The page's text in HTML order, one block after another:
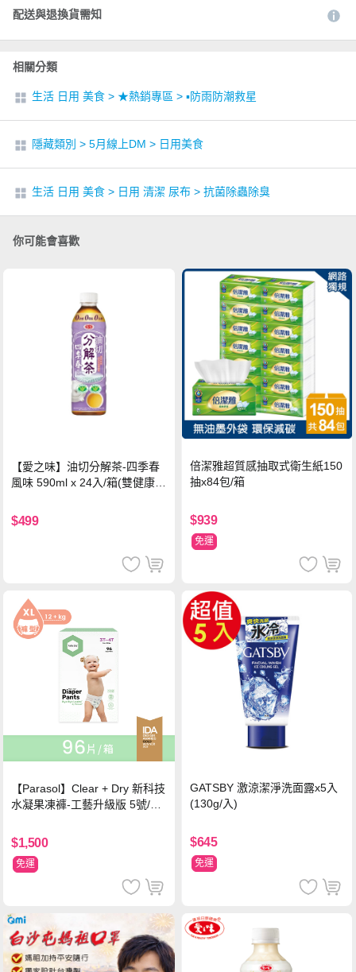
配送與退換貨需知
相關分類
生活 日用 美食 > ★熱銷專區 > ▪︎防雨防潮救星
隱藏類別 > 5月線上DM > 日用美食
生活 日用 美食 > 日用 清潔 尿布 > 抗菌除蟲除臭
你可能會喜歡
【愛之味】油切分解茶-四季春
風味 590ml x 24入/箱(雙健康認
$499
倍潔雅超質感抽取式衛生紙150
抽x84包/箱
$939
免運
【Parasol】Clear + Dry 新科技
水凝果凍褲-工藝升級版 5號/XL
$1,500
免運
GATSBY 激涼潔淨洗面露x5入
(130g/入)
$645
免運